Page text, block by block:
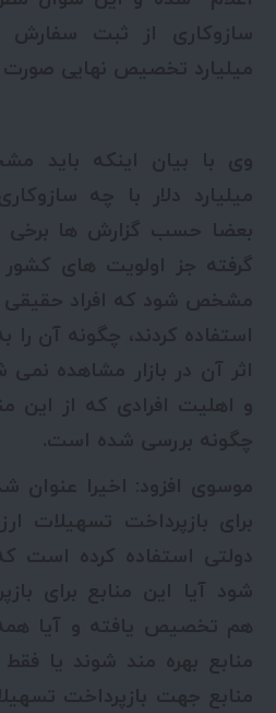
میلیارد تخصیص نهایی صورت
میلیارد دلار با چه
بعضا حسب گزارش ها
گرفته جز اولویت های کشور
مشخص شود که افراد حقیقی
استفاده کردند، چگونه آن
اثر آن در بازار مشاهده
و اهلیت افرادی که از این
چگونه بررسی شده است.
موسوی افزود: اخیرا
برای بازپرداخت تسهیلات
دولتی استفاده کرده است
شود آیا این منابع برای
هم تخصیص یافته و آیا همه
منابع بهره مند شوند یا
منابع جهت بازپرداخت